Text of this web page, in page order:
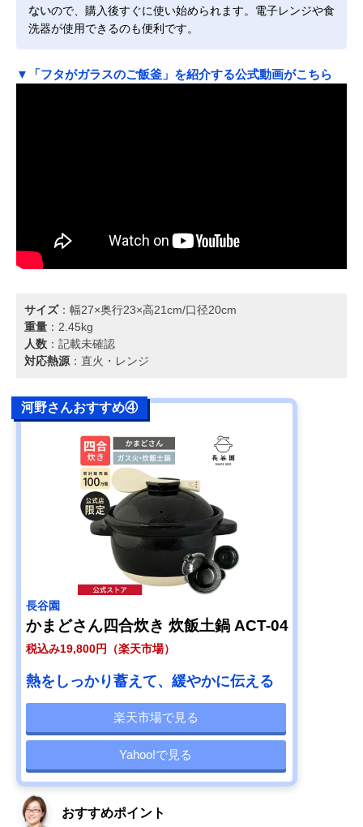
ないので、購入後すぐに使い始められます。電子レンジや食
洗器が使用できるのも便利です。
▼「フタがガラスのご飯釜」を紹介する公式動画がこちら
サイズ：幅27×奥行23×高21cm/口径20cm
重量 ：2.45kg
人数 ：記載未確認
対応熱源 ：直火・レンジ
河野さんおすすめ④
長谷園
かまどさん四合炊き 炊飯土鍋 ACT-04
税込み19,800円（楽天市場）
熱をしっかり蓄えて、緩やかに伝える
楽天市場で見る
Yahoo!で見る
おすすめポイント